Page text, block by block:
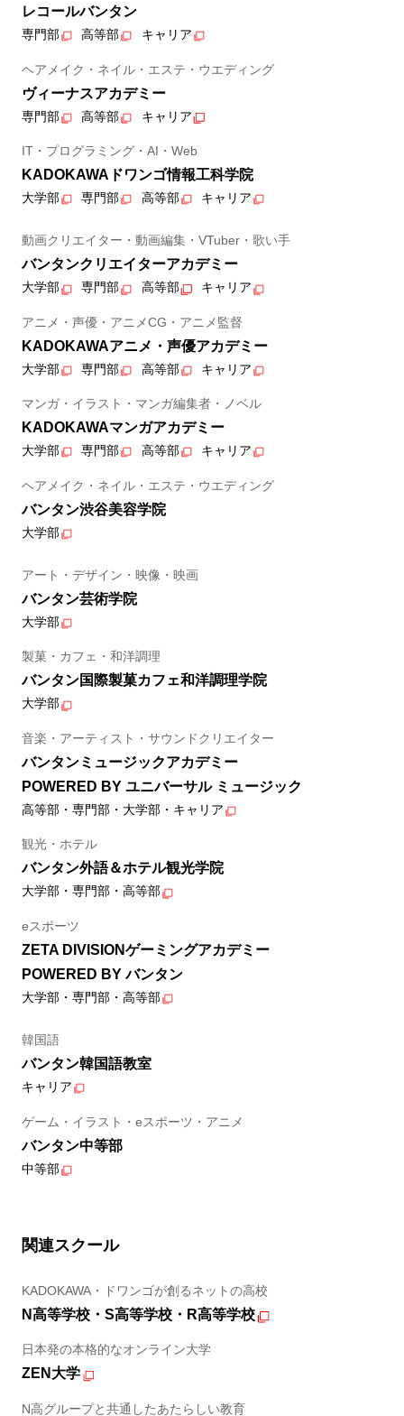
レコールバンタン
専門部 高等部 キャリア
ヘアメイク・ネイル・エステ・ウエディング
ヴィーナスアカデミー
専門部 高等部 キャリア
IT・プログラミング・AI・Web
KADOKAWAドワンゴ情報工科学院
大学部 専門部 高等部 キャリア
動画クリエイター・動画編集・VTuber・歌い手
バンタンクリエイターアカデミー
大学部 専門部 高等部 キャリア
アニメ・声優・アニメCG・アニメ監督
KADOKAWAアニメ・声優アカデミー
大学部 専門部 高等部 キャリア
マンガ・イラスト・マンガ編集者・ノベル
KADOKAWAマンガアカデミー
大学部 専門部 高等部 キャリア
ヘアメイク・ネイル・エステ・ウエディング
バンタン渋谷美容学院
大学部
アート・デザイン・映像・映画
バンタン芸術学院
大学部
製菓・カフェ・和洋調理
バンタン国際製菓カフェ和洋調理学院
大学部
音楽・アーティスト・サウンドクリエイター
バンタンミュージックアカデミー
POWERED BY ユニバーサル ミュージック
高等部・専門部・大学部・キャリア
観光・ホテル
バンタン外語＆ホテル観光学院
大学部・専門部・高等部
eスポーツ
ZETA DIVISIONゲーミングアカデミー
POWERED BY バンタン
大学部・専門部・高等部
韓国語
バンタン韓国語教室
キャリア
ゲーム・イラスト・eスポーツ・アニメ
バンタン中等部
中等部
関連スクール
KADOKAWA・ドワンゴが創るネットの高校
N高等学校・S高等学校・R高等学校
日本発の本格的なオンライン大学
ZEN大学
N高グループと共通したあたらしい教育